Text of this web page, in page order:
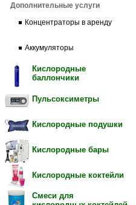
Дополнительные услуги
Концентраторы в аренду
Аккумуляторы
Кислородные
баллончики
Пульсоксиметры
Кислородные подушки
Кислородные бары
Кислородные коктейли
Смеси для